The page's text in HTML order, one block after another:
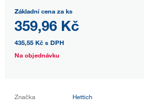
Základní cena za ks
359,96 Kč
435,55 Kč s DPH
Na objednávku
Značka
Hettich